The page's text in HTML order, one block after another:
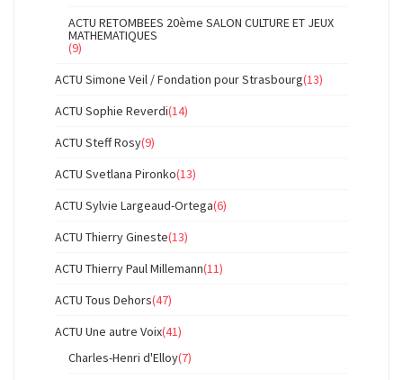
ACTU RETOMBEES 20ème SALON CULTURE ET JEUX
MATHEMATIQUES
(9)
ACTU Simone Veil / Fondation pour Strasbourg(13)
ACTU Sophie Reverdi(14)
ACTU Steff Rosy(9)
ACTU Svetlana Pironko(13)
ACTU Sylvie Largeaud-Ortega(6)
ACTU Thierry Gineste(13)
ACTU Thierry Paul Millemann(11)
ACTU Tous Dehors(47)
ACTU Une autre Voix(41)
Charles-Henri d'Elloy(7)